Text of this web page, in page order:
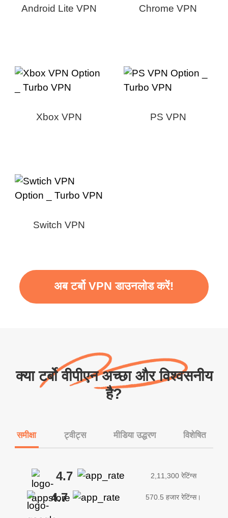
Android Lite VPN Chrome VPN
Xbox VPN PS VPN
Switch VPN
अब टर्बो VPN डाउनलोड करें!
क्या टर्बो वीपीएन अच्छा और विश्वसनीय
है?
समीक्षा ट्वीट्स मीडिया उद्धरण विशेषित
4.7 2,11,300 रेटिंग्स
4.7 570.5 हजार रेटिंग्स।